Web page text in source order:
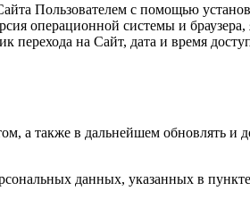
Пользователем с помощью
операционной системы и
перехода на Сайт, дата и время
а также в дальнейшем обновлять
данных, указанных в